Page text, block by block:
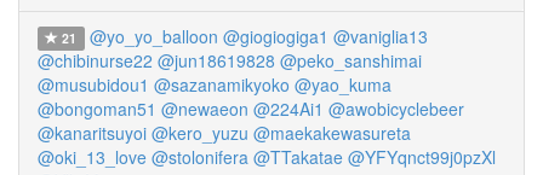
21 @yo_yo_balloon @giogiogiga1 @vaniglia13
@chibinurse22 @jun18619828 @peko_sanshimai
@musubidou1 @sazanamikyoko @yao_kuma
@bongoman51 @newaeon @224Ai1 @awobicyclebeer
@kanaritsuyoi @kero_yuzu @maekakewasureta
@oki_13_love @stolonifera @TTakatae @YFYqnct99j0pzXl